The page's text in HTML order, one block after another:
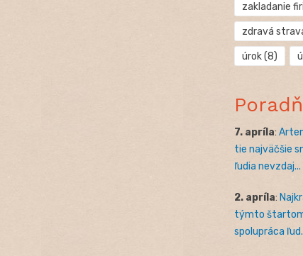
zakladanie
zdravá
úrok(8)
7. apríla:
tie najväčšie
ľudia nevzdaj...
2. apríla:
týmto štartom
spolupráca